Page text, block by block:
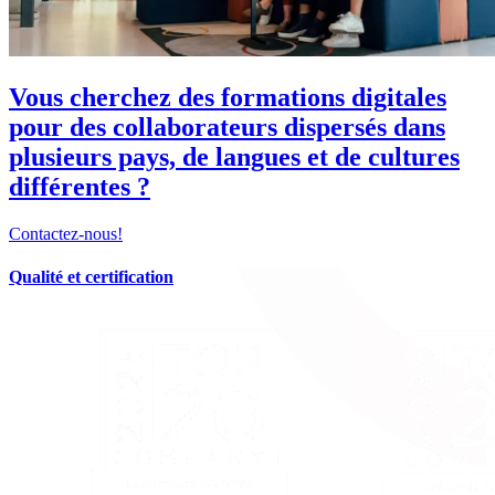
Vous cherchez des formations digitales
pour des collaborateurs dispersés dans
plusieurs pays, de langues et de cultures
différentes ?
Contactez-nous!
Qualité et certification